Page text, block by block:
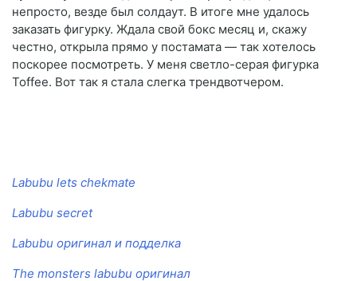
непросто, везде был солдаут. В итоге мне удалось
заказать фигурку. Ждала свой бокс месяц и, скажу
честно, открыла прямо у постамата — так хотелось
поскорее посмотреть. У меня светло-серая фигурка
Toffee. Вот так я стала слегка трендвотчером.
Labubu lets chekmate
Labubu secret
Labubu оригинал и подделка
The monsters labubu оригинал